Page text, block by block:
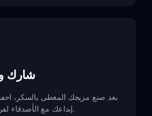
شارك
بعد صنع مزيجك المغطى بالسكر،
إبداعك مع الأصدقاء لفرحة إضافية.